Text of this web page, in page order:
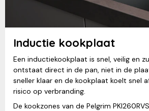
Inductie kookplaat
Een inductiekookplaat is snel, veilig en
ontstaat direct in de pan, niet in de
sneller klaar en de kookplaat koelt snel
risico op verbranding.
De kookzones van de Pelgrim